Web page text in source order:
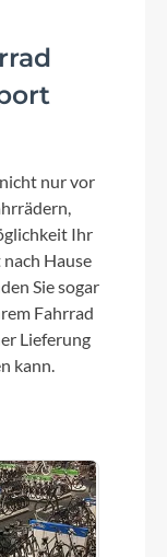
CX max.
nur vor
Ihr
Hause
Sie sogar
Fahrrad
Lieferung
kann.